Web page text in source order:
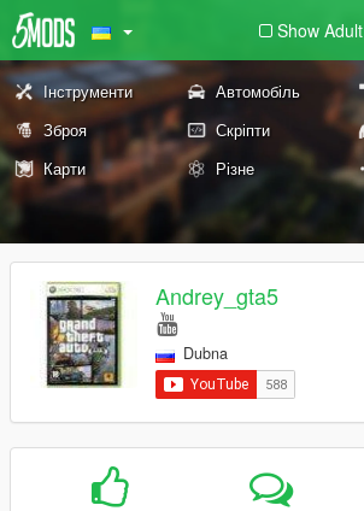
Show Adult
Інструменти Автомобіль
Зброя
Скріпти
Карти
Різне
Andrey_gta5
Dubna